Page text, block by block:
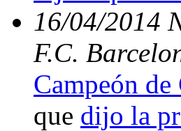
16/04/2014
F.C.
Campeón
que dijo la